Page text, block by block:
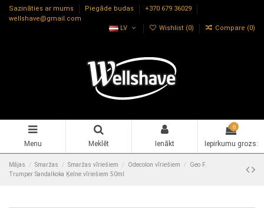
Sazināties ar mums Piegāde budas
+370 679 36029
wellshave@gmail.com
LV
Wishlist (0) Compare (0)
Menu Meklēt Ienākt
0
Iepirkumu grozs:
Mājas Smaržas Smaržas vīriešiem Odecolon vīriešiem
Geo F.
Trumper Sandalkoka Ķelne vīriešiem 50ml